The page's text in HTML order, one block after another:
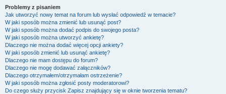
Problemy z pisaniem
Jak utworzyć nowy temat na forum lub wysłać odpowiedź w temacie?
W jaki sposób można zmienić lub usunąć post?
W jaki sposób można dodać podpis do swojego posta?
W jaki sposób można utworzyć ankietę?
Dlaczego nie można dodać więcej opcji ankiety?
W jaki sposób zmienić lub usunąć ankietę?
Dlaczego nie mam dostępu do forum?
Dlaczego nie mogę dodawać załączników?
Dlaczego otrzymałem/otrzymałam ostrzeżenie?
W jaki sposób można zgłosić posty moderatorowi?
Do czego służy przycisk Zapisz znajdujący się w oknie tworzenia tematu?